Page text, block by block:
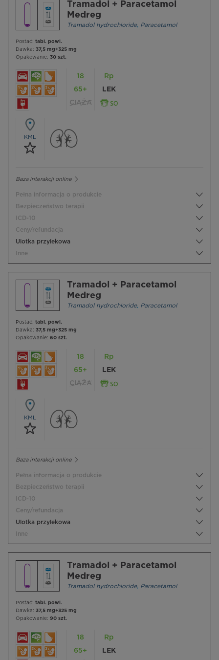
Tramadol + Paracetamol
Medreg
Tramadol hydrochloride, Paracetamol
Postać: tabl. powl.
Dawka: 37,5 mg+325 mg
Opakowanie: 30 szt.
18
65+
CIĄŻA
Rp
LEK
KML
Baza interakcji online
Pełna informacja o produkcie
Bezpieczeństwo terapii
ICD-10
Ceny/refundacja
Ulotka przylekowa
Inne
Tramadol + Paracetamol
Medreg
Tramadol hydrochloride, Paracetamol
Postać: tabl. powl.
Dawka: 37,5 mg+325 mg
Opakowanie: 60 szt.
18
65+
CIĄŻA
Rp
LEK
KML
Baza interakcji online
Pełna informacja o produkcie
Bezpieczeństwo terapii
ICD-10
Ceny/refundacja
Ulotka przylekowa
Inne
Tramadol + Paracetamol
Medreg
Tramadol hydrochloride, Paracetamol
Postać: tabl. powl.
Dawka: 37,5 mg+325 mg
Opakowanie: 90 szt.
18
65+
Rp
LEK